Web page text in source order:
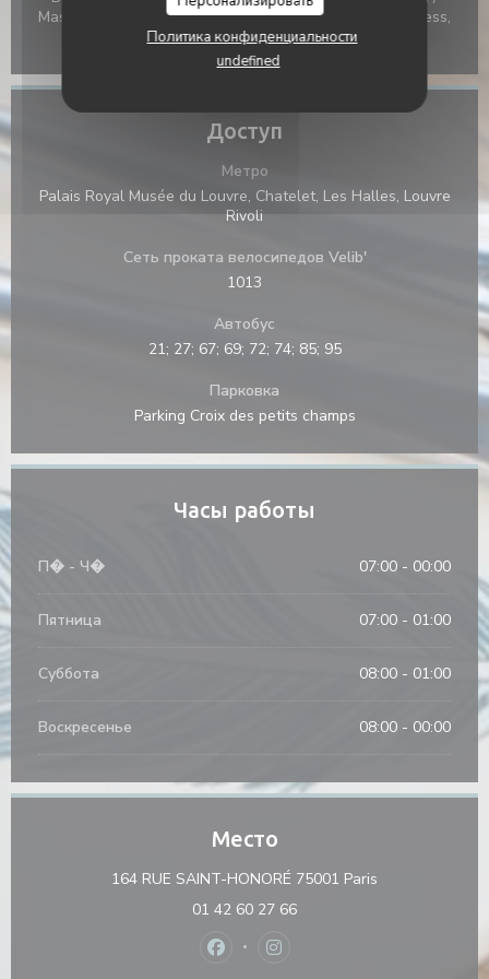
Политика конфиденциальности
undefined
Mastercard, Денежные средства, виза, American Express,
Дебетовая карточка
Доступ
Метро
Palais Royal Musée du Louvre, Chatelet, Les Halles, Louvre
Rivoli
Сеть проката велосипедов Velib'
1013
Автобус
21; 27; 67; 69; 72; 74; 85; 95
Парковка
Parking Croix des petits champs
Часы работы
П� - Ч� 07:00 - 00:00
Пятница 07:00 - 01:00
Суббота 08:00 - 01:00
Воскресенье 08:00 - 00:00
Место
164 RUE SAINT-HONORÉ 75001 Paris
01 42 60 27 66
Facebook ((открывается в новом
Instagram ((открывается